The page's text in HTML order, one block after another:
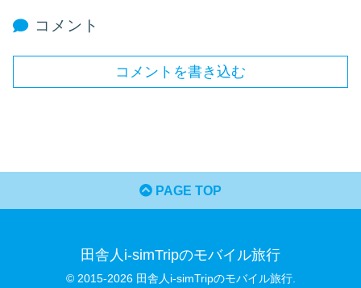
コメント
コメントを書き込む
PAGE TOP
田舎人i-simTripのモバイル旅行
© 2015-2026 田舎人i-simTripのモバイル旅行.